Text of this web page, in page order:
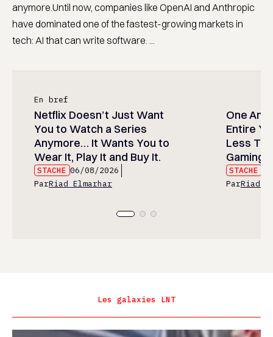
anymore.Until now, companies like OpenAI and Anthropic
have dominated one of the fastest-growing markets in
tech: AI that can write software. ...
En bref
Netflix Doesn’t Just Want
You to Watch a Series
Anymore… It Wants You to
Wear It, Play It and Buy It.
STACHE 06/08/2026
ParRiad Elmarhar
One
Entire
Less
Gaming
STACHE
ParRiad
Les galaxies LNT